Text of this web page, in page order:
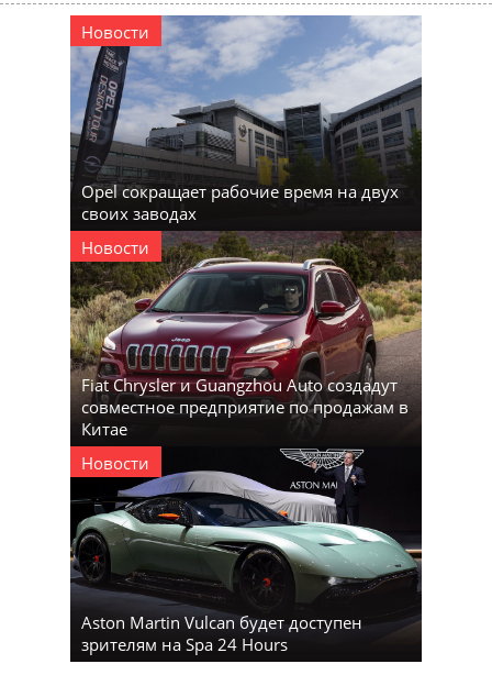
Новости
Opel сокращает рабочие время на двух
своих заводах
Новости
Fiat Chrysler и Guangzhou Auto создадут
совместное предприятие по продажам в
Китае
Новости
Aston Martin Vulcan будет доступен
зрителям на Spa 24 Hours